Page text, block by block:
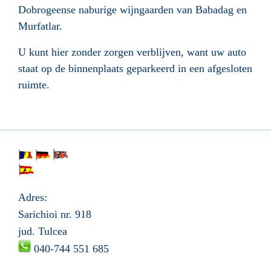
Dobrogeense naburige wijngaarden van Babadag en
Murfatlar.
U kunt hier zonder zorgen verblijven, want uw auto
staat op de binnenplaats geparkeerd in een afgesloten
ruimte.
Adres:
Sarichioi nr. 918
jud. Tulcea
040-744 551 685